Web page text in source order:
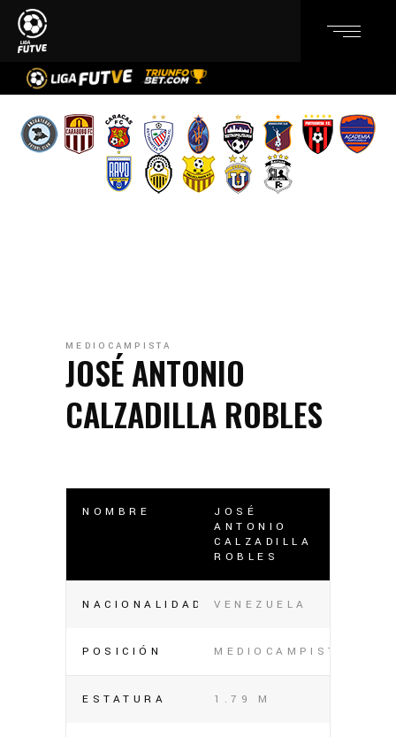
MEDIOCAMPISTA
JOSÉ ANTONIO
CALZADILLA ROBLES
NOMBRE
JOSÉ
ANTONIO
CALZADILLA
ROBLES
NACIONALIDAD VENEZUELA
POSICIÓN MEDIOCAMPISTA
ESTATURA 1.79 M